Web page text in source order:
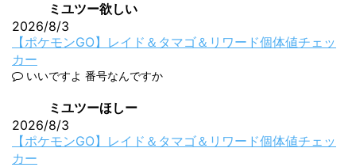
ミユツー欲しい
2026/8/3
【ポケモンGO】レイド＆タマゴ＆リワード個体値チェッ
カー
いいですよ 番号なんですか
ミユツーほしー
2026/8/3
【ポケモンGO】レイド＆タマゴ＆リワード個体値チェッ
カー